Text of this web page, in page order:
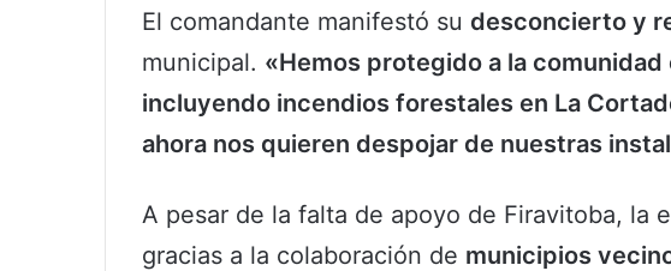
El comandante manifestó su desconcierto y
municipal. «Hemos protegido a la
incluyendo incendios forestales en La
ahora nos quieren despojar de nuestras
A pesar de la falta de apoyo de Firavitoba, la
gracias a la colaboración de municipios